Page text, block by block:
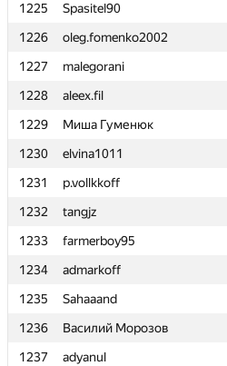
1225
Spasitel90
1226
oleg.fomenko2002
1227
malegorani
1228
aleex.fil
1229
Миша Гуменюк
1230
elvina1011
1231
p.vollkkoff
1232
tangjz
1233
farmerboy95
1234
admarkoff
1235
Sahaaand
1236
Василий Морозов
1237
adyanul
1225
Spasitel90
1226
oleg.fomenko2002
1227
malegorani
1228
aleex.fil
1229
Миша Гуменюк
1230
elvina1011
1231
p.vollkkoff
1232
tangjz
1233
farmerboy95
1234
admarkoff
1235
Sahaaand
1236
Василий Морозов
1237
adyanul